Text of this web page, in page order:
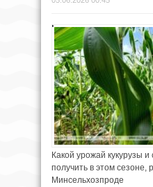
Какой урожай кукурузы
получить в этом сезоне,
Минсельхозпроде